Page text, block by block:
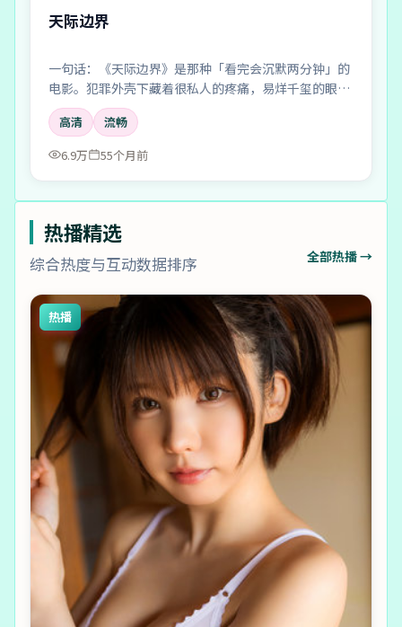
天际边界
一句话：《天际边界》是那种「看完会沉默两分钟」的
电影。犯罪外壳下藏着很私人的疼痛，易烊千玺的眼神
戏尤其要命。
高清
流畅
6.9万
55个月前
热播精选
综合热度与互动数据排序 全部热播 →
热播